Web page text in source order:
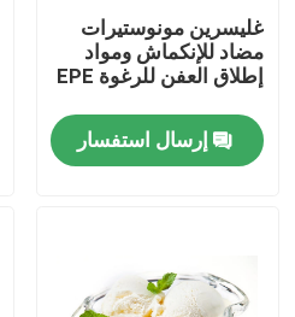
منتجات
أشرطة فيديو
غليسرين مونوستيرات
مضاد للإنكماش ومواد
إطلاق العفن للرغوة EPE
إرسال استفسار